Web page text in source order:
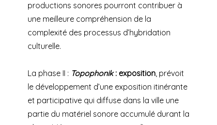
productions sonores pourront contribuer à
une meilleure compréhension de la
complexité des processus d’hybridation
culturelle.
La phase II : Topophonik: exposition, prévoit
le développement d’une exposition itinérante
et participative qui diffuse dans la ville une
partie du matériel sonore accumulé durant la